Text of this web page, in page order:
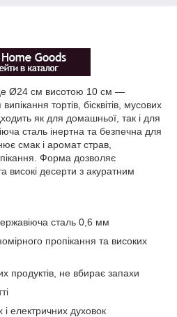
Ø24 см висотою 10 см —
тортів, бісквітів, мусових
як для домашньої, так і для
сталь інертна та безпечна для
смак і аромат страв,
Форма дозволяє
високі десерти з акуратним
сталь 0,6 мм
пропікання та високих
продуктів, не вбирає запахи
і електричних духовок